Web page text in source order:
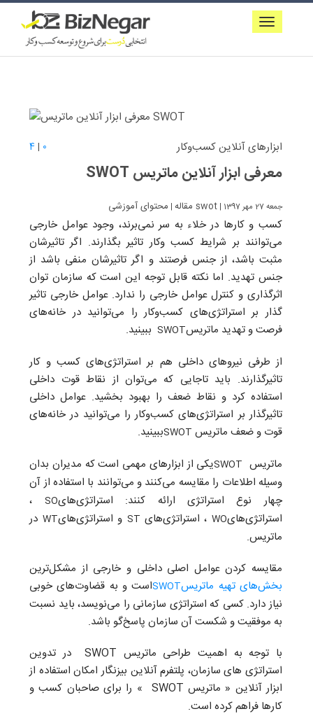
ابزارهای آنلاین کسب‌و‌کار 4 | 0
معرفی ابزار آنلاین ماتریس SWOT
مقاله | محتوای آموزشی swot | جمعه 27 مهر 1397
کسب و کارها در خلاء به سر نمی‌برند، وجود عوامل خارجی
می‌توانند بر شرایط کسب وکار تاثیر بگذارند. اگر تاثیرشان
مثبت باشد، از جنس فرصتند و اگر تاثیرشان منفی باشد از
جنس تهدید. اما نکته قابل توجه این ‌است ‌که سازمان توان
اثرگذاری و کنترل عوامل خارجی را ندارد. عوامل خارجی تاثیر
گذار بر استراتژی‌های کسب‌و‌کار را می‌توانید در خانه‌های
فرصت و تهدید ماتریسSWOT ‌ببینید.
از طرفی نیروهای داخلی هم بر استراتژی‌های کسب و کار
تاثیرگذارند. باید تاجایی که می‌توان از نقاط قوت‌ داخلی
استفاده کرد و نقاط ضعف‌ را بهبود بخشید. عوامل داخلی
تاثیرگذار بر استراتژی‌های کسب‌و‌کار را می‌توانید در خانه‌های
قوت و ضعف ماتریس SWOT‌ببینید.
ماتریس SWOTیکی از ابزارهای مهمی است که مدیران بدان
وسیله اطلاعات را مقایسه میکنند و می‌توانند با استفاده از آن
چهار نوع استراتژی ارائه کنند: استراتژیهایSO ،
استراتژیهایWO ، استراتژیهای ST و استراتژیهایWT در
ماتریس.
مقایسه کردن عوامل اصلی داخلی و خارجی از مشکل‌ترین
بخش‌های تهیه ماتریسSWOTاست و به قضاوت‌های خوبی
نیاز دارد. کسی که استراتژی سازمانی را می‌نویسد، باید نسبت
به موفقیت و شکست آن سازمان پاسخ‌گو باشد.
با توجه به اهمیت طراحی ماتریس SWOT در تدوین
استراتژی های سازمان، پلتفرم آنلاین بیزنگار امکان استفاده از
ابزار آنلاین « ماتریس SWOT
» را برای صاحبان کسب و
کارها فراهم کرده‌ است.